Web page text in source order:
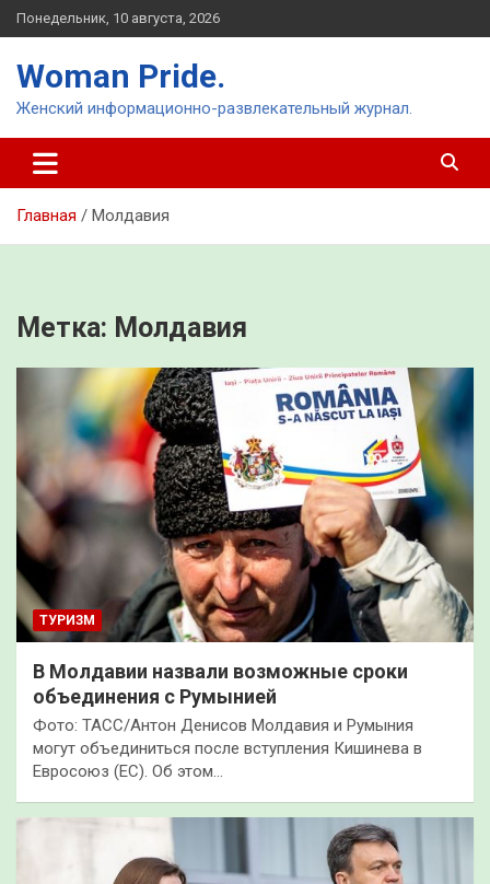
Перейти
к
Понедельник, 10 августа, 2026
Woman Pride.
Женский информационно-развлекательный журнал.
Главная Молдавия
Метка: Молдавия
ТУРИЗМ
В Молдавии назвали возможные сроки
объединения с Румынией
Фото: ТАСС/Антон Денисов Молдавия и Румыния
могут объединиться после вступления Кишинева в
Евросоюз (ЕС). Об этом…